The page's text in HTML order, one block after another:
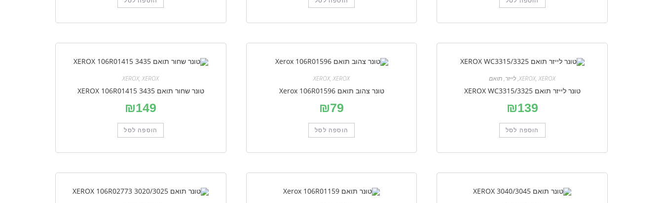
XEROX,XEROX
,לייזר,תואם
טונר לייזר תואם XEROX WC3315/3325
₪139
הוספה לסל
XEROX,XEROX
טונר צהוב תואם Xerox 106R01596
₪79
הוספה לסל
XEROX,XEROX
טונר שחור תואם XEROX 106R01415 3435
₪149
הוספה לסל